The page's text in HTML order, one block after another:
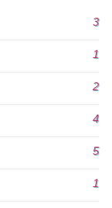
3
1
2
4
5
1